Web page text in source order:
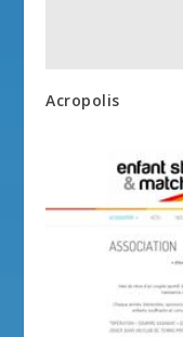
Acropolis